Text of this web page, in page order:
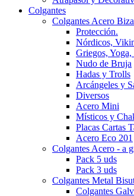
Colgantes
Colgantes Acero
Protección.
Nórdicos,
Griegos,
Nudo de Bruja
Hadas y Trolls
Arcángeles y
Diversos
Acero Mini
Místicos y
Placas Cartas
Acero Eco 201
Colgantes Acero - a
Pack 5 uds
Pack 3 uds
Colgantes Metal
Colgantes